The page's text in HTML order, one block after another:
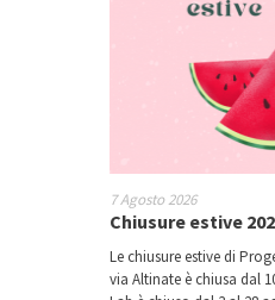
7 Agosto 2026
Chiusure estive
Le chiusure estive di
via Altinate è chiusa dal